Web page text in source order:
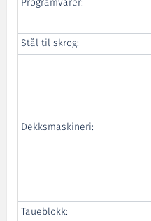
Stål til skrog:
Dekksmaskineri:
Taueblokk: